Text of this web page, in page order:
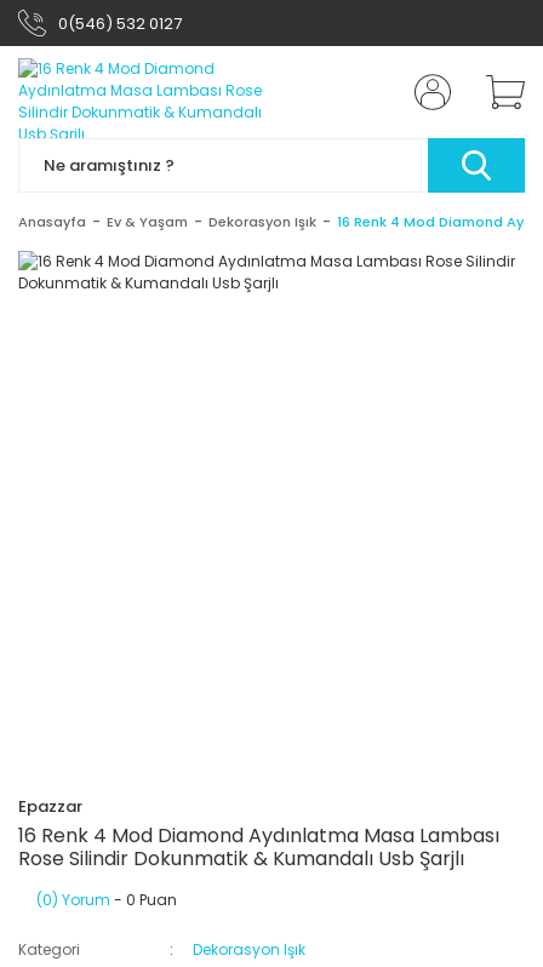
0(546) 532 0127
Anasayfa Ev & Yaşam Dekorasyon Işık 16 Renk 4 Mod Diamond
Epazzar
16 Renk 4 Mod Diamond Aydınlatma Masa Lambası
Rose Silindir Dokunmatik & Kumandalı Usb Şarjlı
(0) Yorum - 0 Puan
Kategori
Dekorasyon Işık